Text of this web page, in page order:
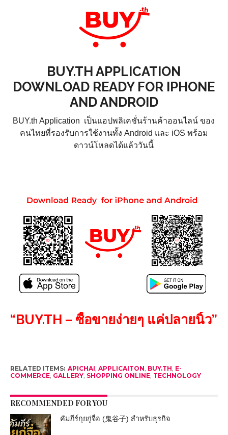
BUY.TH APPLICATION
DOWNLOAD READY FOR IPHONE
AND ANDROID
BUY.th Application เป็นแอปพลิเคชั่นร้านค้าออนไลน์ ของ
คนไทยที่รองรับการใช้งานทั้ง Android และ iOS พร้อม
ดาวน์โหลดได้แล้ววันนี้
“BUY.TH – ซื้อขายง่ายๆ แค่ปลายนิ้ว”
RELATED ITEMS: APICHAI, APPLICAITON, BUY.TH, E-
COMMERCE, GALLERY, SHOPPING ONLINE, TECHNOLOGY
RECOMMENDED FOR YOU
คัมภีร์กุยกู่จื่อ (鬼谷子) สำหรับธุรกิจ